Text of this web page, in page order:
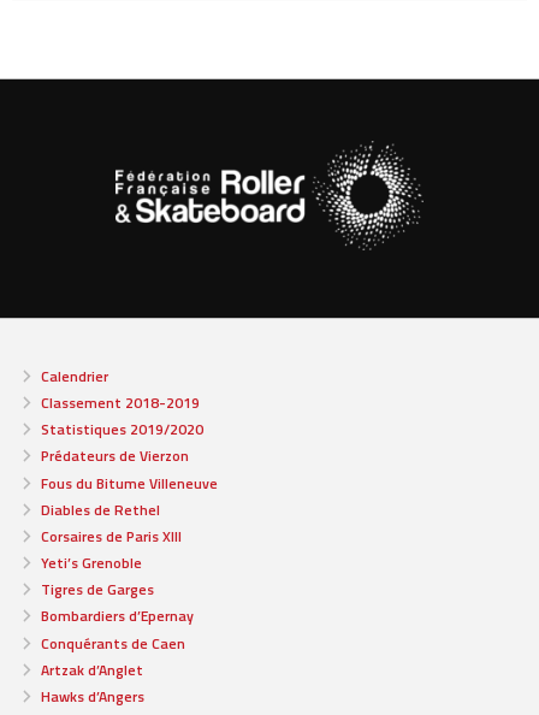
Calendrier
Classement 2018-2019
Statistiques 2019/2020
Prédateurs de Vierzon
Fous du Bitume Villeneuve
Diables de Rethel
Corsaires de Paris XIII
Yeti’s Grenoble
Tigres de Garges
Bombardiers d’Epernay
Conquérants de Caen
Artzak d’Anglet
Hawks d’Angers